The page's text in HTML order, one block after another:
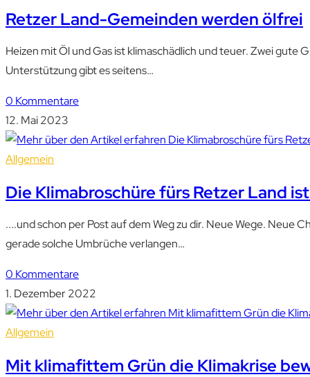
Retzer Land-Gemeinden werden ölfrei
Heizen mit Öl und Gas ist klimaschädlich und teuer. Zwei
Unterstützung gibt es seitens…
0 Kommentare
12. Mai 2023
Allgemein
Die Klimabroschüre fürs Retzer Land
....und schon per Post auf dem Weg zu dir. Neue Wege.
gerade solche Umbrüche verlangen…
0 Kommentare
1. Dezember 2022
Allgemein
Mit klimafittem Grün die Klimakrise